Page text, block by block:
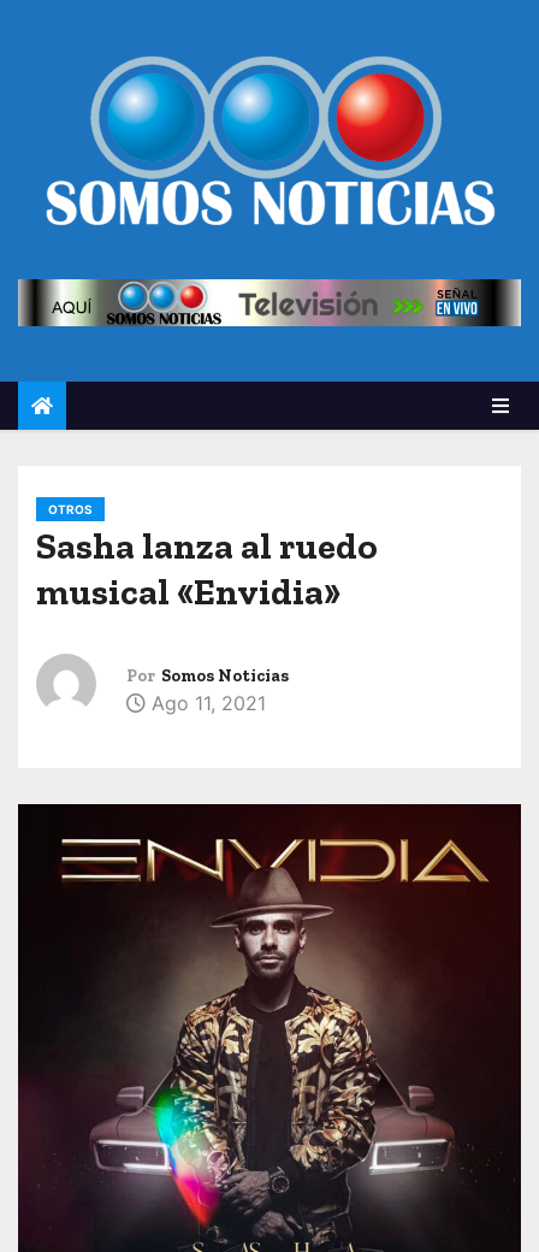
OTROS
Sasha lanza al ruedo
musical «Envidia»
Por Somos Noticias
Ago 11, 2021